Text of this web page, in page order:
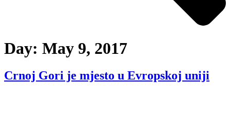
Day: May 9, 2017
Crnoj Gori je mjesto u Evropskoj uniji